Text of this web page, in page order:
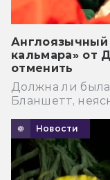
кальмара» от
отменить
Должна ли
Бланшетт,
Новости